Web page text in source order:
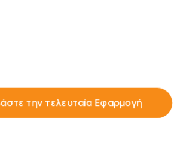
την τελευταία Εφαρμογή